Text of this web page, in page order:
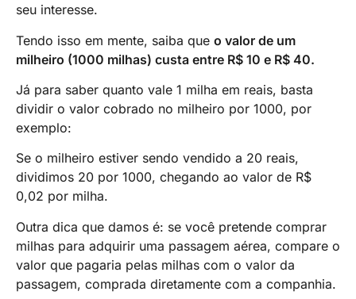
seu interesse.
Tendo isso em mente, saiba que o valor de um
milheiro (1000 milhas) custa entre R$ 10 e R$ 40.
Já para saber quanto vale 1 milha em reais, basta
dividir o valor cobrado no milheiro por 1000, por
exemplo:
Se o milheiro estiver sendo vendido a 20 reais,
dividimos 20 por 1000, chegando ao valor de R$
0,02 por milha.
Outra dica que damos é: se você pretende comprar
milhas para adquirir uma passagem aérea, compare o
valor que pagaria pelas milhas com o valor da
passagem, comprada diretamente com a companhia.